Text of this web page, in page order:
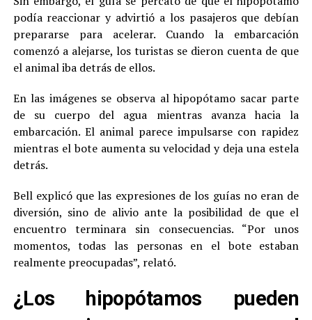
podía reaccionar y advirtió a los pasajeros que debían
prepararse para acelerar. Cuando la embarcación
comenzó a alejarse, los turistas se dieron cuenta de que
el animal iba detrás de ellos.
En las imágenes se observa al hipopótamo sacar parte
de su cuerpo del agua mientras avanza hacia la
embarcación. El animal parece impulsarse con rapidez
mientras el bote aumenta su velocidad y deja una estela
detrás.
Bell explicó que las expresiones de los guías no eran de
diversión, sino de alivio ante la posibilidad de que el
encuentro terminara sin consecuencias. “Por unos
momentos, todas las personas en el bote estaban
realmente preocupadas”, relató.
¿Los hipopótamos pueden